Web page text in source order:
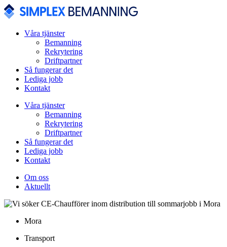
Våra tjänster
Bemanning
Rekrytering
Driftpartner
Så fungerar det
Lediga jobb
Kontakt
Våra tjänster
Bemanning
Rekrytering
Driftpartner
Så fungerar det
Lediga jobb
Kontakt
Om oss
Aktuellt
Mora
Transport